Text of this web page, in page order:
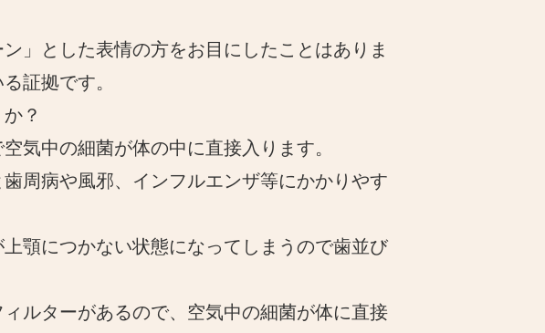
」とした表情の方をお目にしたことはありま
証拠です。
？
気中の細菌が体の中に直接入ります。
周病や風邪、インフルエンザ等にかかりやす
顎につかない状態になってしまうので歯並び
ルターがあるので、空気中の細菌が体に直接